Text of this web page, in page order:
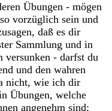
Übungen - mögen
vorzüglich sein und
daß es dir
Sammlung und in
versunken - darfst du
und den wahren
nicht, wie ich dir
Übungen, welche
angenehm sind;